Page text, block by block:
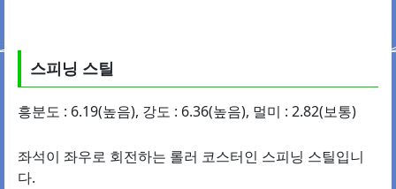
스피닝 스틸
흥분도 : 6.19(높음), 강도 : 6.36(높음), 멀미 : 2.82(보통)
좌석이 좌우로 회전하는 롤러 코스터인 스피닝 스틸입니
다.